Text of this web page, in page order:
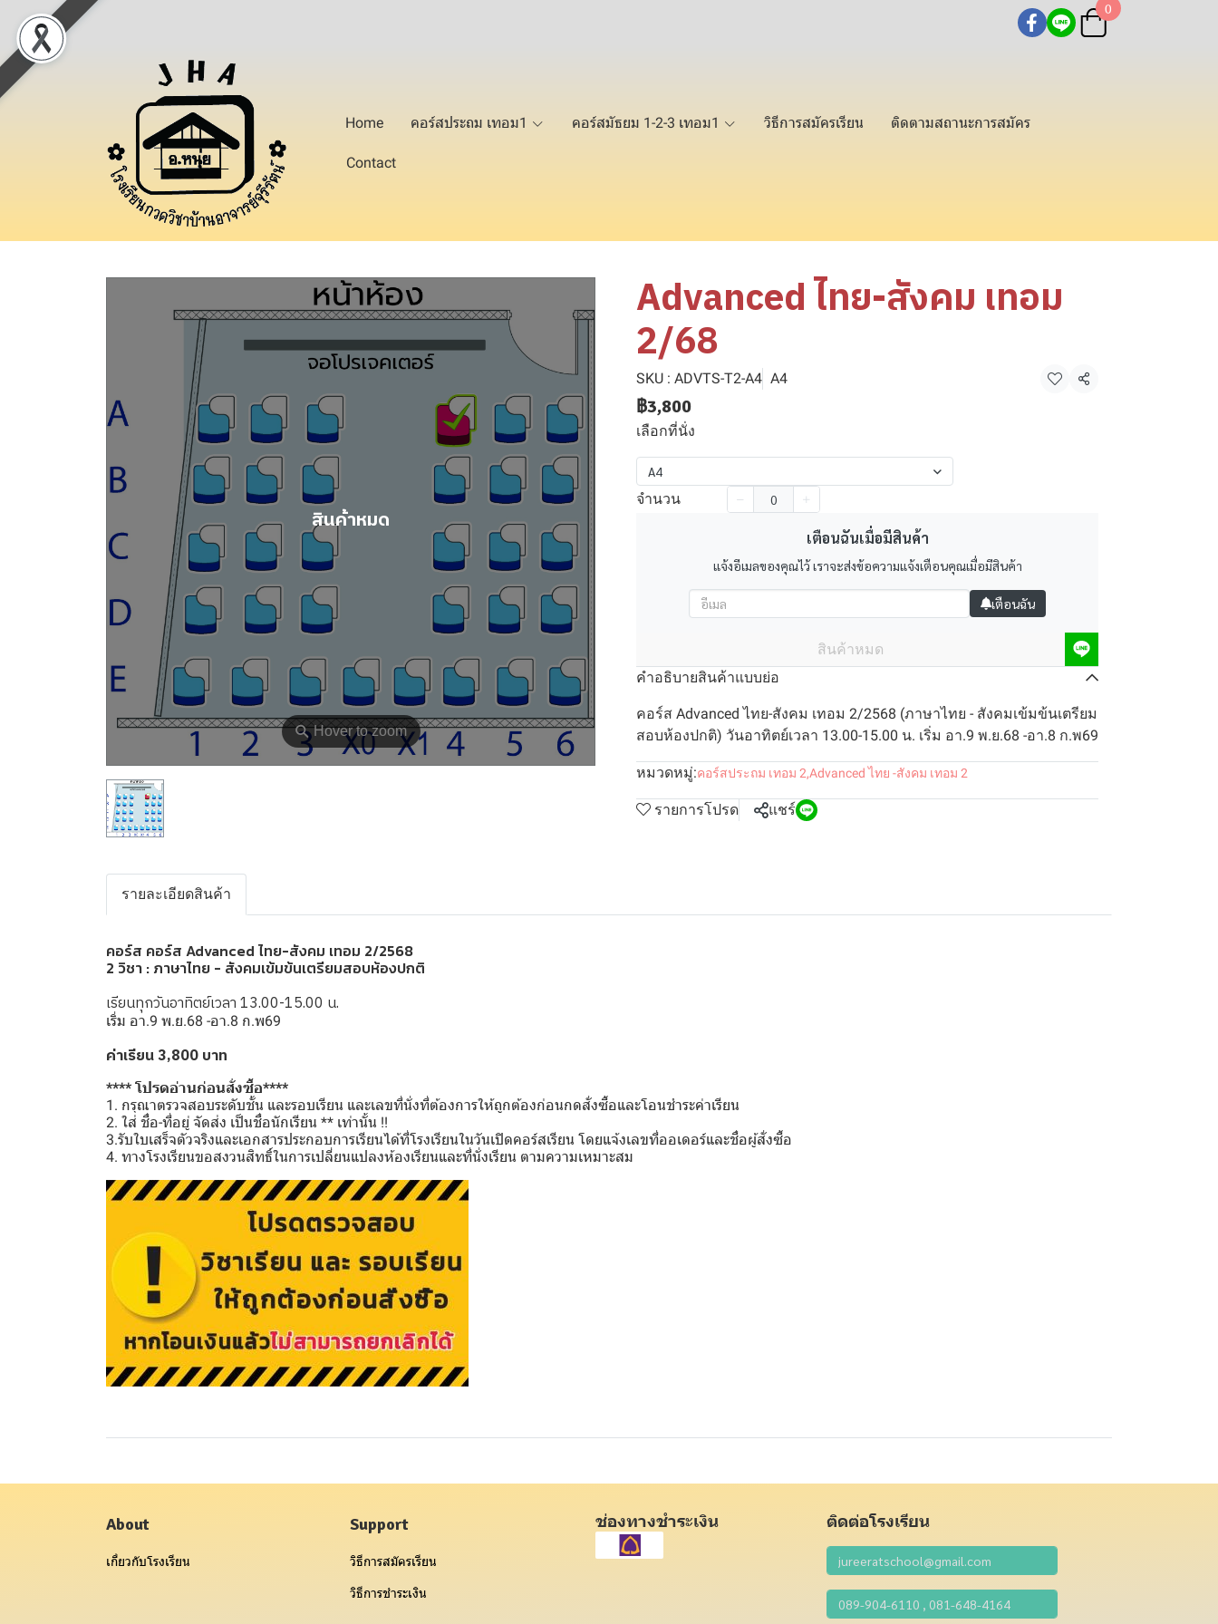
0
Home คอร์สประถม เทอม1 คอร์สมัธยม 1-2-3 เทอม1 วิธีการสมัครเรียน ติดตามสถานะการสมัคร
Contact
⚲Hover to zoom
สินค้าหมด
Advanced ไทย-สังคม เทอม
2/68
SKU : ADVTS-T2-A4 A4 แชร์
฿3,800
เลือกที่นั่ง
A4
จำนวน
เตือนฉันเมื่อมีสินค้า
แจ้งอีเมลของคุณไว้ เราจะส่งข้อความแจ้งเตือนคุณเมื่อมีสินค้า
เตือนฉัน
สินค้าหมด
คำอธิบายสินค้าแบบย่อ
คอร์ส Advanced ไทย-สังคม เทอม 2/2568 (ภาษาไทย - สังคมเข้มข้นเตรียม
สอบห้องปกติ) วันอาทิตย์เวลา 13.00-15.00 น. เริ่ม อา.9 พ.ย.68 -อา.8 ก.พ69
หมวดหมู่:คอร์สประถม เทอม 2,Advanced ไทย -สังคม เทอม 2
รายการโปรด แชร์
รายละเอียดสินค้า
คอร์ส คอร์ส Advanced ไทย-สังคม เทอม 2/2568
2 วิชา : ภาษาไทย - สังคมเข้มข้นเตรียมสอบห้องปกติ
เรียนทุกวันอาทิตย์เวลา 13.00-15.00 น.
เริ่ม อา.9 พ.ย.68 -อา.8 ก.พ69
ค่าเรียน 3,800 บาท
**** โปรดอ่านก่อนสั่งซื้อ****
1. กรุณาตรวจสอบระดับชั้น และรอบเรียน และเลขที่นั่งที่ต้องการให้ถูกต้องก่อนกดสั่งซื้อและโอนชำระค่าเรียน
2. ใส่ ชื่อ-ที่อยู่ จัดส่ง เป็นชื่อนักเรียน ** เท่านั้น !!
3.รับใบเสร็จตัวจริงและเอกสารประกอบการเรียนได้ที่โรงเรียนในวันเปิดคอร์สเรียน โดยแจ้งเลขที่ออเดอร์และชื่อผู้สั่งซื้อ
4. ทางโรงเรียนขอสงวนสิทธิ์ในการเปลี่ยนแปลงห้องเรียนและที่นั่งเรียน ตามความเหมาะสม
About
เกี่ยวกับโรงเรียน
Support
วิธีการสมัครเรียน
วิธีการชำระเงิน
ช่องทางชำระเงิน ติดต่อโรงเรียน